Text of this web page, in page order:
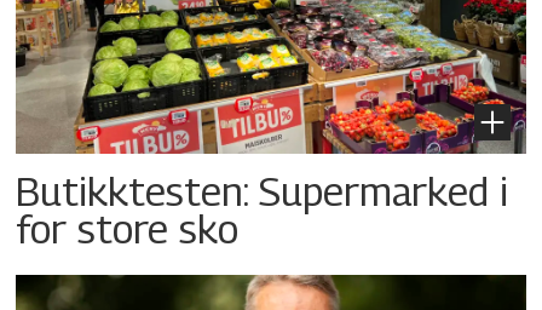
Butikktesten: Supermarked i
for store sko